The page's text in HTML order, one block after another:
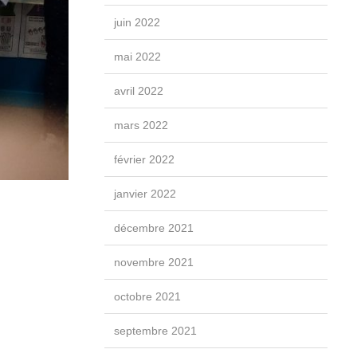
juin 2022
mai 2022
avril 2022
mars 2022
février 2022
janvier 2022
décembre 2021
novembre 2021
octobre 2021
septembre 2021